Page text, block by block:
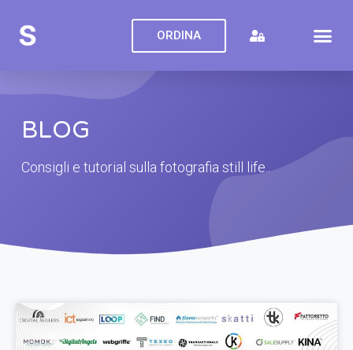
ORDINA
BLOG
Consigli e tutorial sulla fotografia still life..